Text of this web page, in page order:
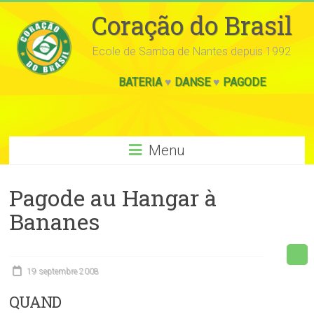
Coração do Brasil
Ecole de Samba de Nantes depuis 1992
BATERIA♥ DANSE♥ PAGODE
Menu
Pagode au Hangar à
Bananes
19 septembre 2008
QUAND